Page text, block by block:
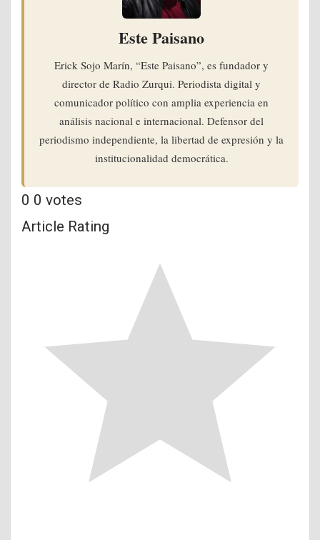
Este Paisano
Erick Sojo Marín, “Este Paisano”, es fundador y
director de Radio Zurqui. Periodista digital y
comunicador político con amplia experiencia en
análisis nacional e internacional. Defensor del
periodismo independiente, la libertad de expresión y la
institucionalidad democrática.
0 0 votes
Article Rating